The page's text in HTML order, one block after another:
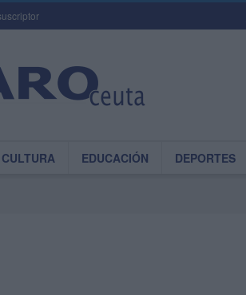
CULTURA EDUCACIÓN DEPORTES